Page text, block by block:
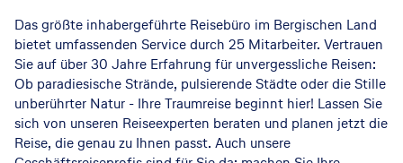
Das größte inhabergeführte Reisebüro im Bergischen Land
bietet umfassenden Service durch 25 Mitarbeiter. Vertrauen
Sie auf über 30 Jahre Erfahrung für unvergessliche Reisen:
Ob paradiesische Strände, pulsierende Städte oder die Stille
unberührter Natur - Ihre Traumreise beginnt hier! Lassen Sie
sich von unseren Reiseexperten beraten und planen jetzt die
Reise, die genau zu Ihnen passt. Auch unsere